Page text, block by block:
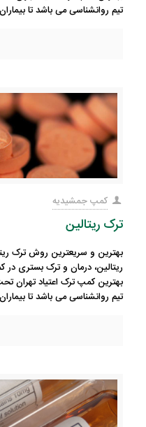
تیم روانشناسی می باشد تا
کمپ جمشیدیه
ترک ریتالین
بهترین و سریعترین روش ترک
ریتالین، درمان و ترک بستری در
بهترین کمپ ترک اعتیاد تهران
تیم روانشناسی می باشد تا